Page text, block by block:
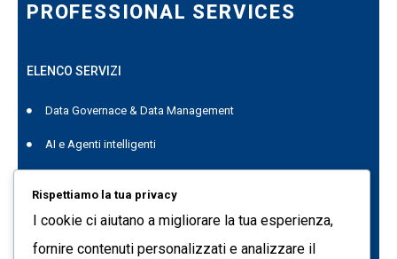
PROFESSIONAL SERVICES
ELENCO SERVIZI
Data Governace & Data Management
AI e Agenti intelligenti
Data Genius
Quest Data Management Platform
Rispettiamo la tua privacy
I cookie ci aiutano a migliorare la tua esperienza,
fornire contenuti personalizzati e analizzare il